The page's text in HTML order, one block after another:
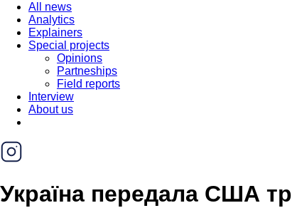
All news
Analytics
Explainers
Special projects
Opinions
Partneships
Field reports
Interview
About us
Україна передала США